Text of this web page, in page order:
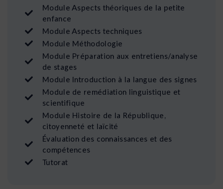
Module Aspects théoriques de la petite
enfance
Module Aspects techniques
Module Méthodologie
Module Préparation aux entretiens/analyse
de stages
Module Introduction à la langue des signes
Module de remédiation linguistique et
scientifique
Module Histoire de la République,
citoyenneté et laïcité
Évaluation des connaissances et des
compétences
Tutorat